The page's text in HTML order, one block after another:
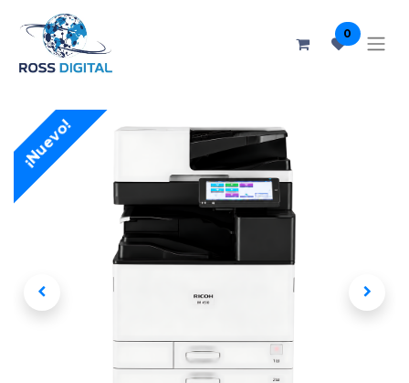
0
¡Nuevo!